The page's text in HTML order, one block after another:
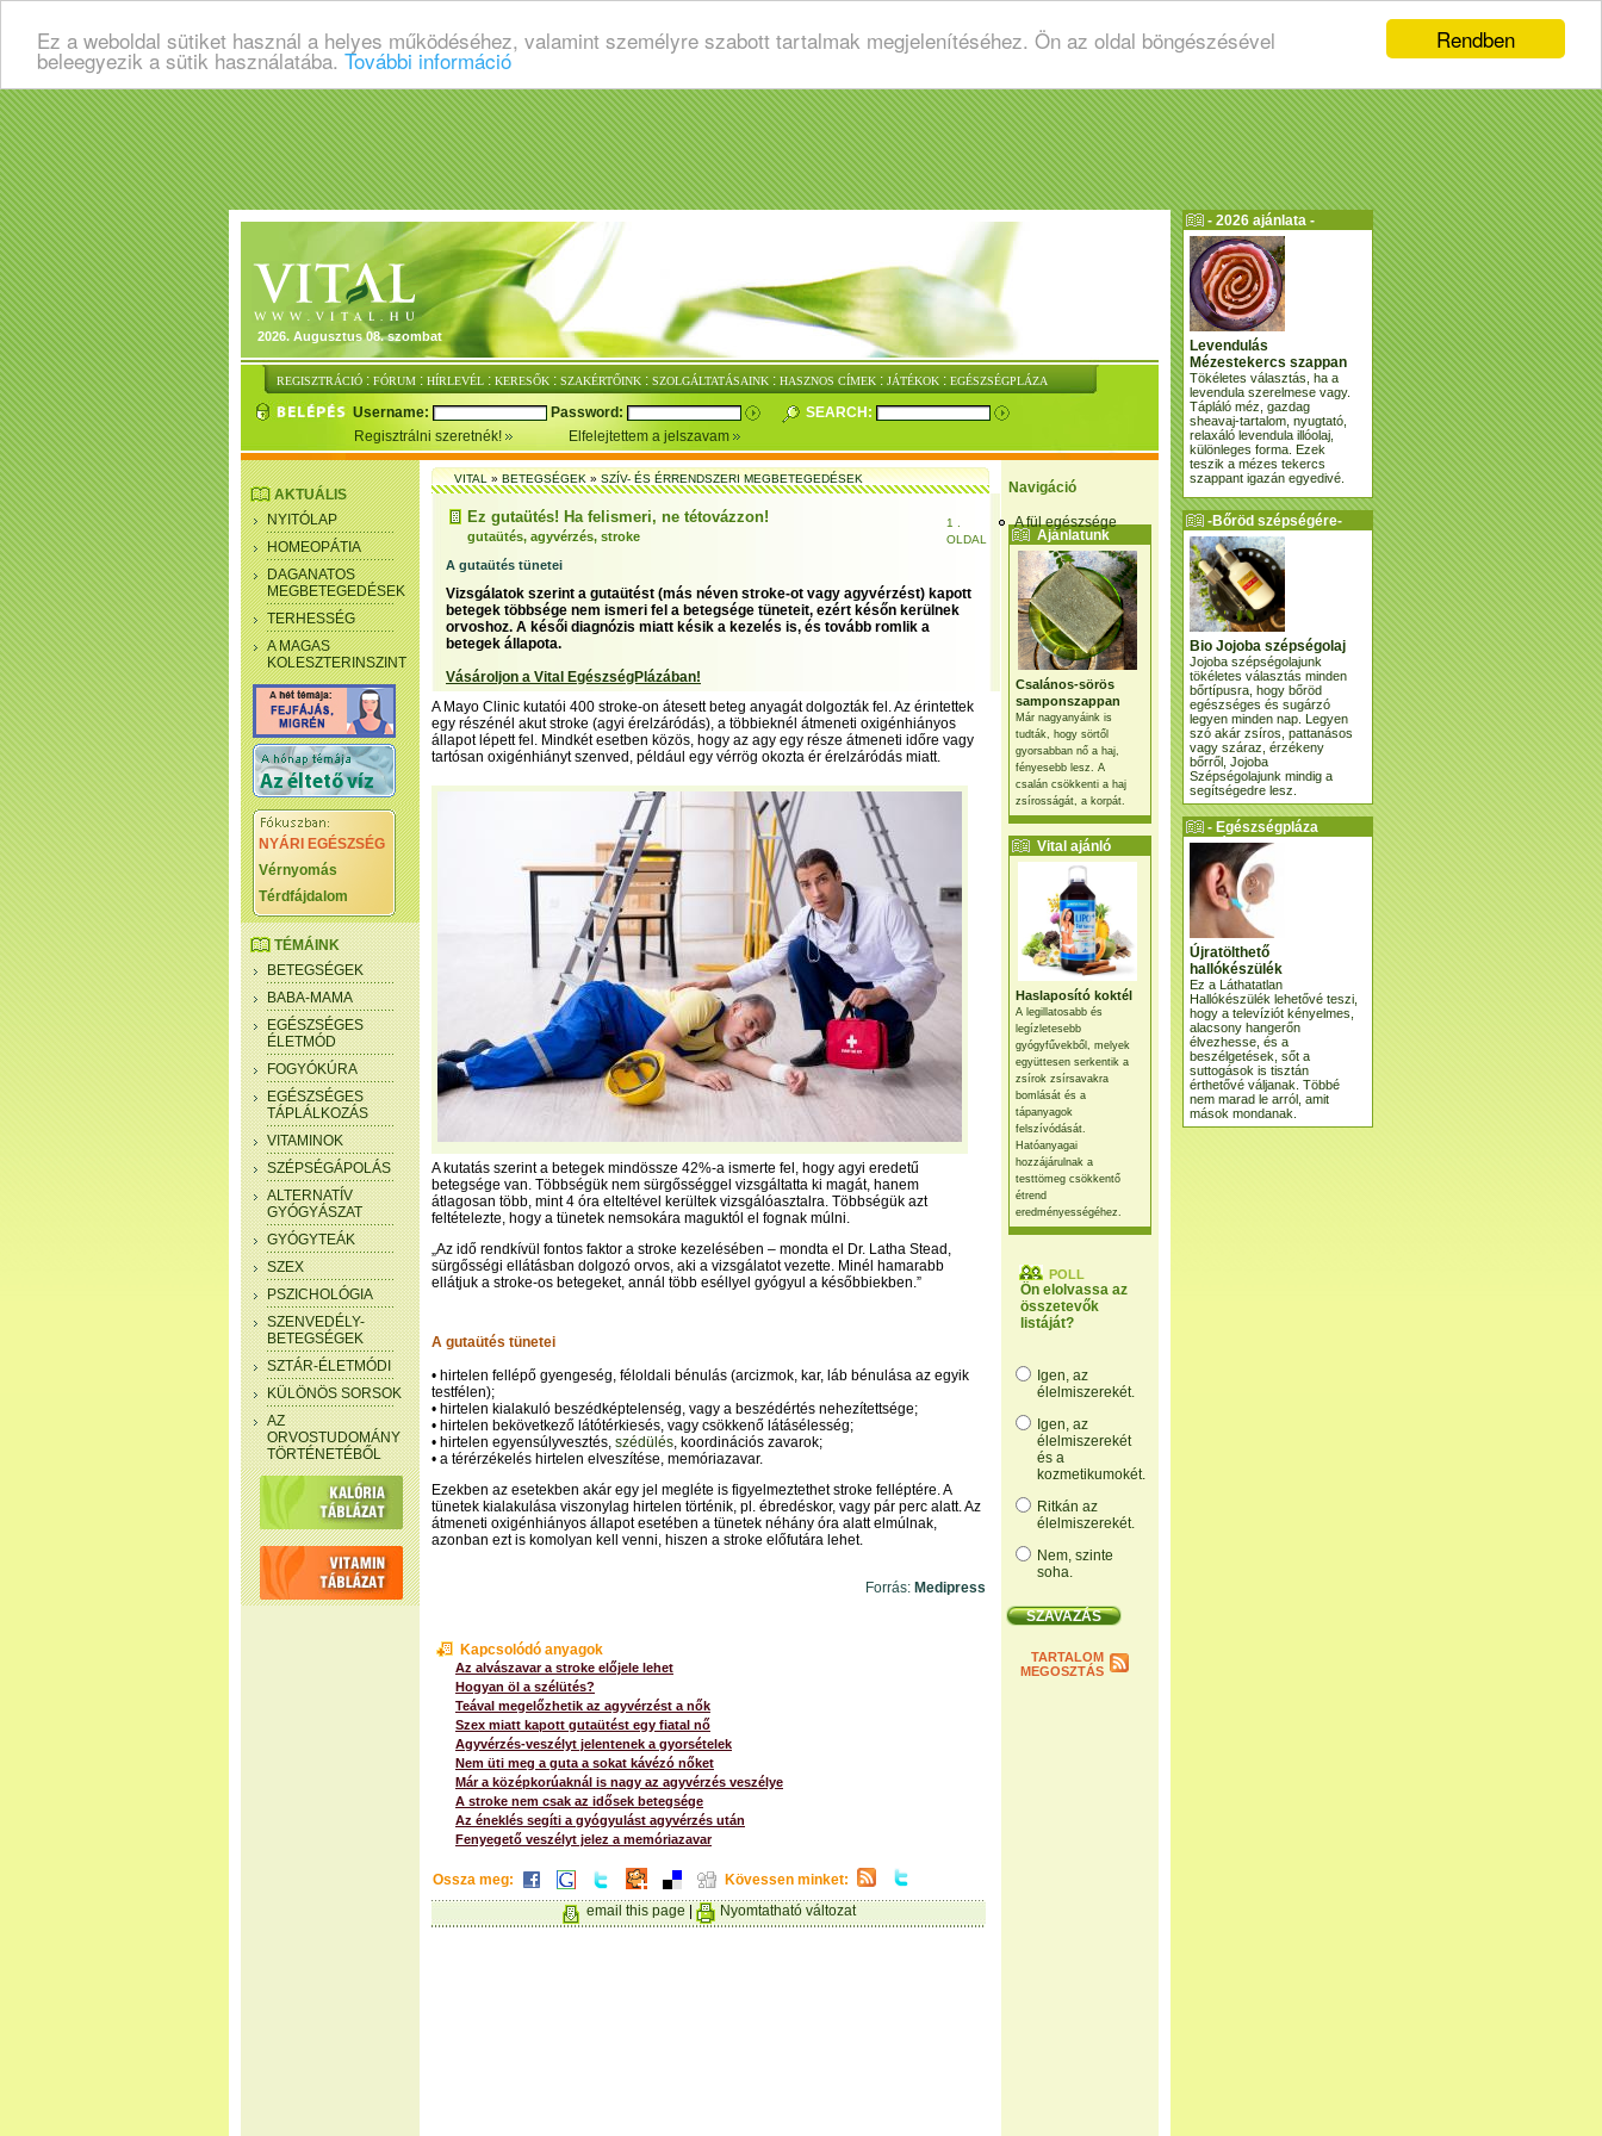
Rendben
Ez a weboldal sütiket használ a helyes működéséhez, valamint személyre szabott tartalmak megjelenítéséhez. Ön az oldal böngészésével
beleegyezik a sütik használatába. További információ
2026. Augusztus 08. szombat
REGISZTRÁCIÓ : FÓRUM : HÍRLEVÉL : KERESŐK : SZAKÉRTŐINK : SZOLGÁLTATÁSAINK : HASZNOS CÍMEK : JÁTÉKOK : EGÉSZSÉGPLÁZA
Username: Password:
SEARCH:
Regisztrálni szeretnék!
Elfelejtettem a jelszavam
Navigáció
A fül egészsége
Ajánlatunk
Csalános-sörös
samponszappan
Már nagyanyáink is
tudták, hogy sörtől
gyorsabban nő a haj,
fényesebb lesz. A
csalán csökkenti a haj
zsírosságát, a korpát.
Vital ajánló
Haslaposító koktél
A legillatosabb és
legízletesebb
gyógyfűvekből, melyek
együttesen serkentik a
zsírok zsírsavakra
bomlását és a
tápanyagok
felszívódását.
Hatóanyagai
hozzájárulnak a
testtömeg csökkentő
étrend
eredményességéhez.
POLL
Ön elolvassa az
összetevők
listáját?
Igen, az
élelmiszerekét.
Igen, az
élelmiszerekét
és a
kozmetikumokét.
Ritkán az
élelmiszerekét.
Nem, szinte
soha.
TARTALOM
MEGOSZTÁS
AKTUÁLIS
NYITÓLAP
HOMEOPÁTIA
DAGANATOS
MEGBETEGEDÉSEK
TERHESSÉG
A MAGAS
KOLESZTERINSZINT
NYÁRI EGÉSZSÉG
Vérnyomás
Térdfájdalom
TÉMÁINK
BETEGSÉGEK
BABA-MAMA
EGÉSZSÉGES
ÉLETMÓD
FOGYÓKÚRA
EGÉSZSÉGES
TÁPLÁLKOZÁS
VITAMINOK
SZÉPSÉGÁPOLÁS
ALTERNATÍV
GYÓGYÁSZAT
GYÓGYTEÁK
SZEX
PSZICHOLÓGIA
SZENVEDÉLY-
BETEGSÉGEK
SZTÁR-ÉLETMÓDI
KÜLÖNÖS SORSOK
AZ
ORVOSTUDOMÁNY
TÖRTÉNETÉBŐL
VITAL»BETEGSÉGEK»SZÍV- ÉS ÉRRENDSZERI MEGBETEGEDÉSEK
Ez gutaütés! Ha felismeri, ne tétovázzon!
gutaütés, agyvérzés, stroke
1 .
OLDAL
A gutaütés tünetei
Vizsgálatok szerint a gutaütést (más néven stroke-ot vagy agyvérzést) kapott
betegek többsége nem ismeri fel a betegsége tüneteit, ezért későn kerülnek
orvoshoz. A késői diagnózis miatt késik a kezelés is, és tovább romlik a
betegek állapota.
Vásároljon a Vital EgészségPlázában!
A Mayo Clinic kutatói 400 stroke-on átesett beteg anyagát dolgozták fel. Az érintettek
egy részénél akut stroke (agyi érelzáródás), a többieknél átmeneti oxigénhiányos
állapot lépett fel. Mindkét esetben közös, hogy az agy egy része átmeneti időre vagy
tartósan oxigénhiányt szenved, például egy vérrög okozta ér érelzáródás miatt.
A kutatás szerint a betegek mindössze 42%-a ismerte fel, hogy agyi eredetű
betegsége van. Többségük nem sürgősséggel vizsgáltatta ki magát, hanem
átlagosan több, mint 4 óra elteltével kerültek vizsgálóasztalra. Többségük azt
feltételezte, hogy a tünetek nemsokára maguktól el fognak múlni.
„Az idő rendkívül fontos faktor a stroke kezelésében – mondta el Dr. Latha Stead,
sürgősségi ellátásban dolgozó orvos, aki a vizsgálatot vezette. Minél hamarabb
ellátjuk a stroke-os betegeket, annál több eséllyel gyógyul a későbbiekben.”
A gutaütés tünetei
• hirtelen fellépő gyengeség, féloldali bénulás (arcizmok, kar, láb bénulása az egyik
testfélen);
• hirtelen kialakuló beszédképtelenség, vagy a beszédértés nehezítettsége;
• hirtelen bekövetkező látótérkiesés, vagy csökkenő látásélesség;
• hirtelen egyensúlyvesztés, szédülés, koordinációs zavarok;
• a térérzékelés hirtelen elveszítése, memóriazavar.
Ezekben az esetekben akár egy jel megléte is figyelmeztethet stroke felléptére. A
tünetek kialakulása viszonylag hirtelen történik, pl. ébredéskor, vagy pár perc alatt. Az
átmeneti oxigénhiányos állapot esetében a tünetek néhány óra alatt elmúlnak,
azonban ezt is komolyan kell venni, hiszen a stroke előfutára lehet.
Forrás: Medipress
Kapcsolódó anyagok
Az alvászavar a stroke előjele lehet
Hogyan öl a szélütés?
Teával megelőzhetik az agyvérzést a nők
Szex miatt kapott gutaütést egy fiatal nő
Agyvérzés-veszélyt jelentenek a gyorsételek
Nem üti meg a guta a sokat kávézó nőket
Már a középkorúaknál is nagy az agyvérzés veszélye
A stroke nem csak az idősek betegsége
Az éneklés segíti a gyógyulást agyvérzés után
Fenyegető veszélyt jelez a memóriazavar
Ossza meg:
Kövessen minket:
email this page| Nyomtatható változat
- 2026 ajánlata -
Levendulás
Mézestekercs szappan
Tökéletes választás, ha a
levendula szerelmese vagy.
Tápláló méz, gazdag
sheavaj-tartalom, nyugtató,
relaxáló levendula illóolaj,
különleges forma. Ezek
teszik a mézes tekercs
szappant igazán egyedivé.
-Bőröd szépségére-
Bio Jojoba szépségolaj
Jojoba szépségolajunk
tökéletes választás minden
bőrtípusra, hogy bőröd
egészséges és sugárzó
legyen minden nap. Legyen
szó akár zsíros, pattanásos
vagy száraz, érzékeny
bőrről, Jojoba
Szépségolajunk mindig a
segítségedre lesz.
- Egészségpláza
ajánlatunk -
Újratölthető
hallókészülék
Ez a Láthatatlan
Hallókészülék lehetővé teszi,
hogy a televíziót kényelmes,
alacsony hangerőn
élvezhesse, és a
beszélgetések, sőt a
suttogások is tisztán
érthetővé váljanak. Többé
nem marad le arról, amit
mások mondanak.